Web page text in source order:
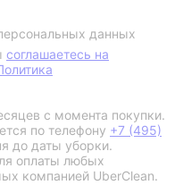
данных
соглашаетесь на
с момента покупки.
по телефону +7 (495)
до даты уборки.
оплаты любых
компанией UberClean.